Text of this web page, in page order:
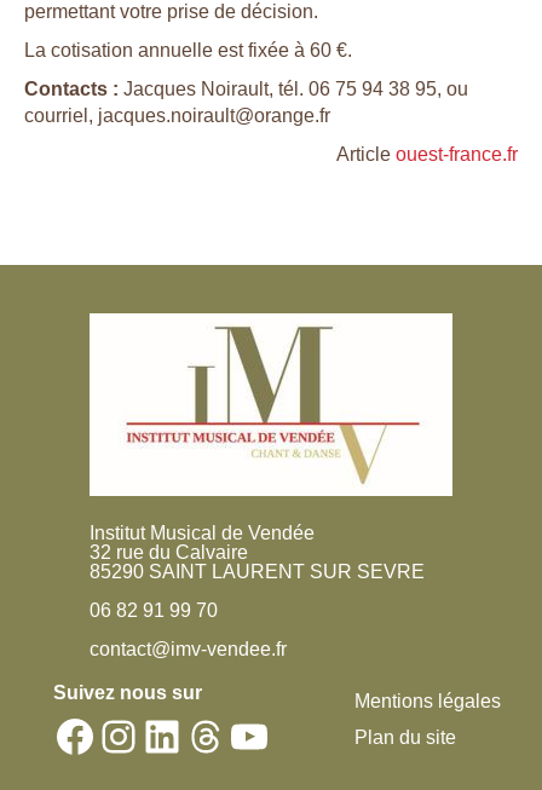
permettant votre prise de décision.
La cotisation annuelle est fixée à 60 €.
Contacts : Jacques Noirault, tél. 06 75 94 38 95, ou
courriel, jacques.noirault@orange.fr
Article ouest-france.fr
Institut Musical de Vendée
32 rue du Calvaire
85290 SAINT LAURENT SUR SEVRE
06 82 91 99 70
contact@imv-vendee.fr
Suivez nous sur
Facebook
Instagram
LinkedIn
Threads
YouTube
Mentions légales
Plan du site